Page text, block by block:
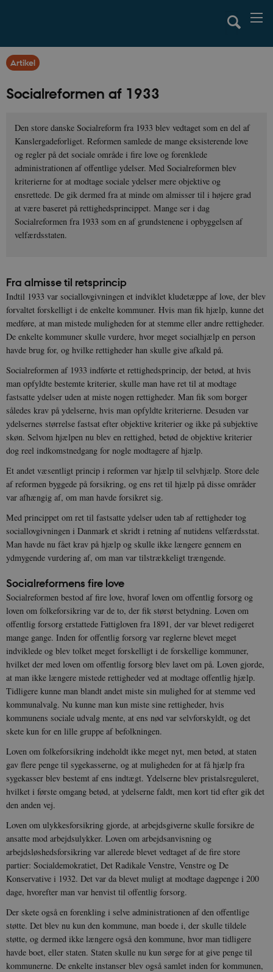
Artikel
Socialreformen af 1933
Den store danske Socialreform fra 1933 blev vedtaget som en del af
Kanslergadeforliget. Reformen samlede de mange eksisterende love
og regler på det sociale område i fire love og forenklede
administrationen af offentlige ydelser. Med Socialreformen blev
kriterierne for at modtage sociale ydelser mere objektive og
ensrettede. De gik dermed fra at minde om almisser til i højere grad
at være baseret på rettighedsprincippet. Mange ser i dag
Socialreformen fra 1933 som en af grundstenene i opbyggelsen af
velfærdsstaten.
Fra almisse til retsprincip
Indtil 1933 var sociallovgivningen et indviklet kludetæppe af love, der blev
forvaltet forskelligt i de enkelte kommuner. Hvis man fik hjælp, kunne det
medføre, at man mistede muligheden for at stemme eller andre rettigheder.
De enkelte kommuner skulle vurdere, hvor meget socialhjælp en person
havde brug for, og hvilke rettigheder han skulle give afkald på.
Socialreformen af 1933 indførte et rettighedsprincip, der betød, at hvis
man opfyldte bestemte kriterier, skulle man have ret til at modtage
fastsatte ydelser uden at miste nogen rettigheder. Man fik som borger
således krav på ydelserne, hvis man opfyldte kriterierne. Desuden var
ydelsernes størrelse fastsat efter objektive kriterier og ikke på subjektive
skøn. Selvom hjælpen nu blev en rettighed, betød de objektive kriterier
dog reel indkomstnedgang for nogle modtagere af hjælp.
Et andet væsentligt princip i reformen var hjælp til selvhjælp. Store dele
af reformen byggede på forsikring, og ens ret til hjælp på disse områder
var afhængig af, om man havde forsikret sig.
Med princippet om ret til fastsatte ydelser uden tab af rettigheder tog
sociallovgivningen i Danmark et skridt i retning af nutidens velfærdsstat.
Man havde nu fået krav på hjælp og skulle ikke længere gennem en
ydmygende vurdering af, om man var tilstrækkeligt trængende.
Socialreformens fire love
Socialreformen bestod af fire love, hvoraf loven om offentlig forsorg og
loven om folkeforsikring var de to, der fik størst betydning. Loven om
offentlig forsorg erstattede Fattigloven fra 1891, der var blevet redigeret
mange gange. Inden for offentlig forsorg var reglerne blevet meget
indviklede og blev tolket meget forskelligt i de forskellige kommuner,
hvilket der med loven om offentlig forsorg blev lavet om på. Loven gjorde,
at man ikke længere mistede rettigheder ved at modtage offentlig hjælp.
Tidligere kunne man blandt andet miste sin mulighed for at stemme ved
kommunalvalg. Nu kunne man kun miste sine rettigheder, hvis
kommunens sociale udvalg mente, at ens nød var selvforskyldt, og det
skete kun for en lille gruppe af befolkningen.
Loven om folkeforsikring indeholdt ikke meget nyt, men betød, at staten
gav flere penge til sygekasserne, og at muligheden for at få hjælp fra
sygekasser blev bestemt af ens indtægt. Ydelserne blev pristalsreguleret,
hvilket i første omgang betød, at ydelserne faldt, men kort tid efter gik det
den anden vej.
Loven om ulykkesforsikring gjorde, at arbejdsgiverne skulle forsikre de
ansatte mod arbejdsulykker. Loven om arbejdsanvisning og
arbejdsløshedsforsikring var allerede blevet vedtaget af de fire store
partier: Socialdemokratiet, Det Radikale Venstre, Venstre og De
Konservative i 1932. Det var da blevet muligt at modtage dagpenge i 200
dage, hvorefter man var henvist til offentlig forsorg.
Der skete også en forenkling i selve administrationen af den offentlige
støtte. Det blev nu kun den kommune, man boede i, der skulle tildele
støtte, og dermed ikke længere også den kommune, hvor man tidligere
havde boet, eller staten. Staten skulle nu kun sørge for at give penge til
kommunerne. De enkelte instanser blev også samlet inden for kommunen,